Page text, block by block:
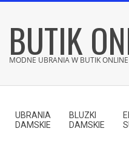
contentBUTIK
MODNE UBRANIA W BUTIK
Menu
UBRANIA
DAMSKIE
BLUZKI
DAMSKIE